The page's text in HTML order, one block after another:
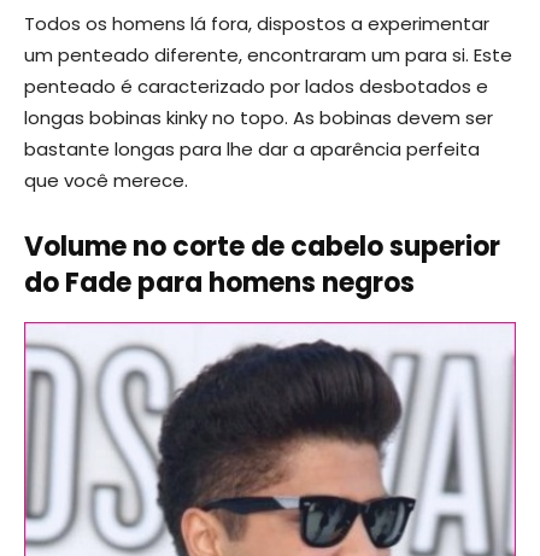
Todos os homens lá fora, dispostos a experimentar
um penteado diferente, encontraram um para si. Este
penteado é caracterizado por lados desbotados e
longas bobinas kinky no topo. As bobinas devem ser
bastante longas para lhe dar a aparência perfeita
que você merece.
Volume no corte de cabelo superior
do Fade para homens negros